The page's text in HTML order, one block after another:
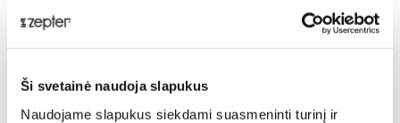
Ši svetainė naudoja slapukus
Naudojame slapukus siekdami suasmeninti turinį ir